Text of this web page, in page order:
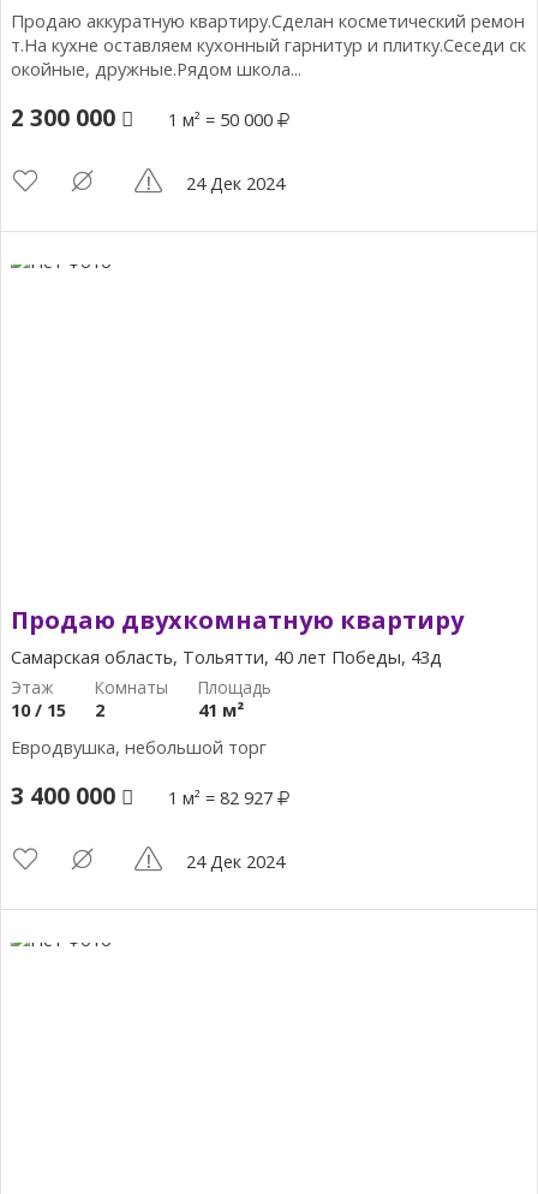
Продаю аккуратную квартиру.Сделан косметический ремон
т.На кухне оставляем кухонный гарнитур и плитку.Сеседи ск
окойные, дружные.Рядом школа...
2 300 000 1 м² = 50 000
24 Дек 2024
Продаю двухкомнатную квартиру
Самарская область, Тольятти, 40 лет Победы, 43д
10 / 15 2
41 м²
Евродвушка, небольшой торг
3 400 000 1 м² = 82 927
24 Дек 2024